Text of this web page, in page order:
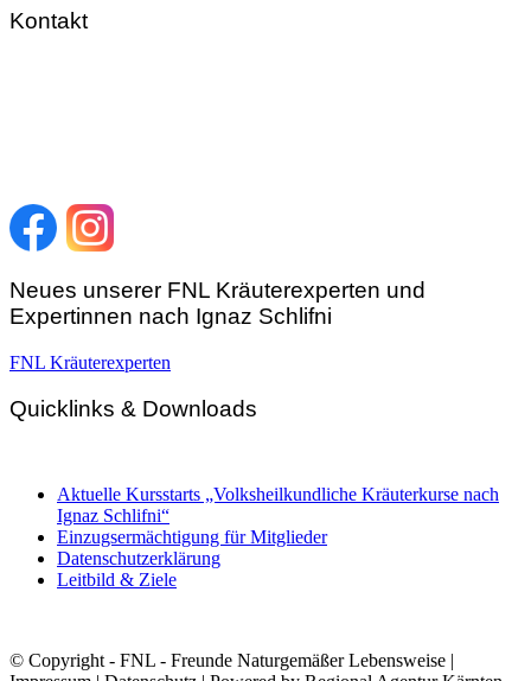
Kontakt
Neues unserer FNL Kräuterexperten und
Expertinnen nach Ignaz Schlifni
FNL Kräuterexperten
Quicklinks & Downloads
Aktuelle Kursstarts „Volksheilkundliche Kräuterkurse nach
Ignaz Schlifni“
Einzugsermächtigung für Mitglieder
Datenschutzerklärung
Leitbild & Ziele
© Copyright - FNL - Freunde Naturgemäßer Lebensweise |